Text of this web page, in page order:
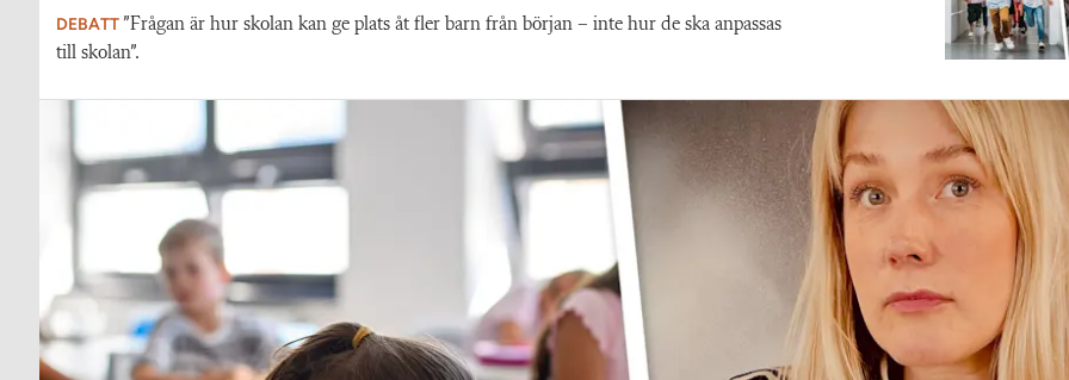
DEBATT ”Frågan är hur skolan kan ge plats åt fler barn från början – inte hur de ska anpassas
till skolan”.